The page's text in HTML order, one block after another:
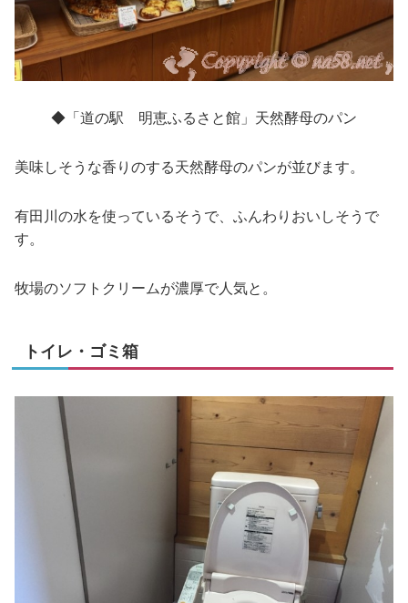
◆「道の駅 明恵ふるさと館」天然酵母のパン
美味しそうな香りのする天然酵母のパンが並びます。
有田川の水を使っているそうで、ふんわりおいしそうで
す。
牧場のソフトクリームが濃厚で人気と。
トイレ・ゴミ箱